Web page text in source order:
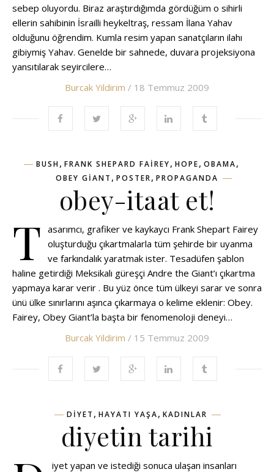
sebep oluyordu. Biraz araştırdığımda gördüğüm o sihirli
ellerin sahibinin İsrailli heykeltraş, ressam İlana Yahav
olduğunu öğrendim. Kumla resim yapan sanatçıların ilahı
gibiymiş Yahav. Genelde bir sahnede, duvara projeksiyona
yansıtılarak seyircilere…
Burcak Yildirim / 18 Temmuz 2009
BUSH, FRANK SHEPARD FAIREY, HOPE, OBAMA,
OBEY GIANT , POSTER, PROPAGANDA
obey-itaat et!
T asarımcı, grafiker ve kaykaycı Frank Shepart Fairey
oluşturduğu çıkartmalarla tüm şehirde bir uyanma
ve farkındalık yaratmak ister. Tesadüfen şablon
haline getirdiği Meksikalı güreşçi Andre the Giant’ı çıkartma
yapmaya karar verir . Bu yüz önce tüm ülkeyi sarar ve sonra
ünü ülke sınırlarını aşınca çıkarmaya o kelime eklenir: Obey.
Fairey, Obey Giant’la başta bir fenomenoloji deneyi…
Burcak Yildirim / 15 Temmuz 2009
DIYET , HAYATI YAŞA, KADINLAR
diyetin tarihi
iyet yapan ve istediği sonuca ulaşan insanları